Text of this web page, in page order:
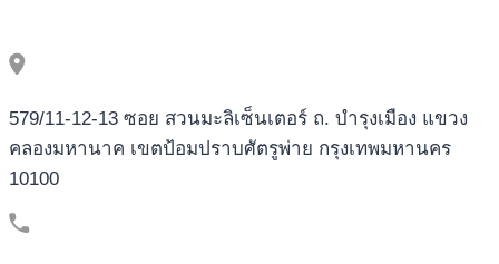
579/11-12-13 ซอย สวนมะลิเซ็นเตอร์ ถ. บำรุงเมือง แขวง
คลองมหานาค เขตป้อมปราบศัตรูพ่าย กรุงเทพมหานคร
10100